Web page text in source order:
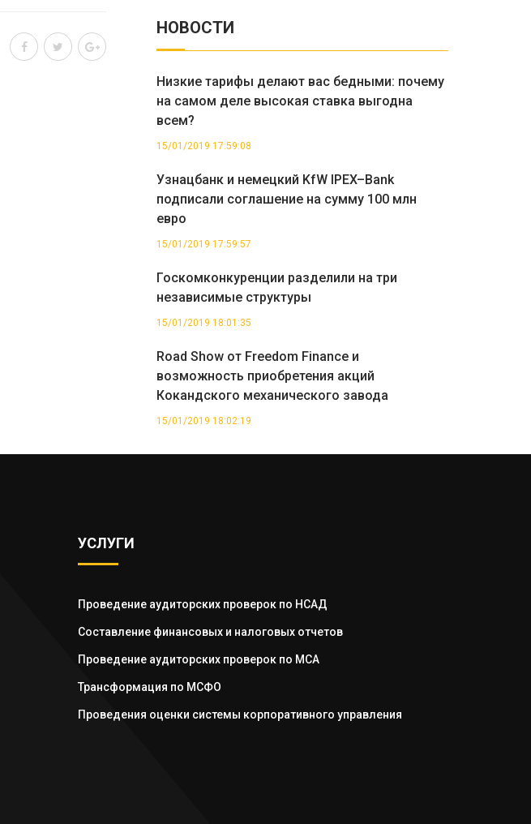
НОВОСТИ
Низкие тарифы делают вас бедными: почему
на самом деле высокая ставка выгодна
всем?
15/01/2019 17:59:08
Узнацбанк и немецкий KfW IPEX–Bank
подписали соглашение на сумму 100 млн
евро
15/01/2019 17:59:57
Госкомконкуренции разделили на три
независимые структуры
15/01/2019 18:01:35
Road Show от Freedom Finance и
возможность приобретения акций
Кокандского механического завода
15/01/2019 18:02:19
УСЛУГИ
Проведение аудиторских проверок по НСАД
Составление финансовых и налоговых отчетов
Проведение аудиторских проверок по МСА
Трансформация по МСФО
Проведения оценки системы корпоративного управления